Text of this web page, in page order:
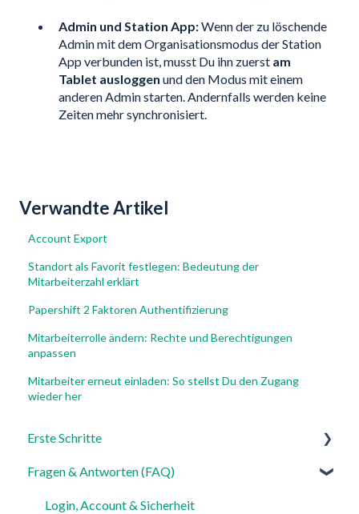
Admin und Station App:Wenn der zu löschende
Admin mit dem Organisationsmodus der Station
App verbunden ist, musst Du ihn zuerst am
Tablet ausloggen und den Modus mit einem
anderen Admin starten. Andernfalls werden keine
Zeiten mehr synchronisiert.
Verwandte Artikel
Account Export
Standort als Favorit festlegen: Bedeutung der
Mitarbeiterzahl erklärt
Papershift 2 Faktoren Authentifizierung
Mitarbeiterrolle ändern: Rechte und Berechtigungen
anpassen
Mitarbeiter erneut einladen: So stellst Du den Zugang
wieder her
Erste Schritte
Für Admins
Für Mitarbeiter
Fragen & Antworten (FAQ)
Login, Account & Sicherheit